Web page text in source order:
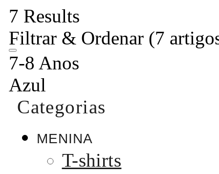
7 Results
Filtrar & Ordenar (7
7-8 Anos
Azul
Categorias
MENINA
T-shirts